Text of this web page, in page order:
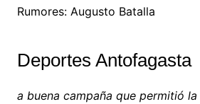
Rumores: Augusto Batalla
Deportes Antofagasta
a buena campaña que permitió